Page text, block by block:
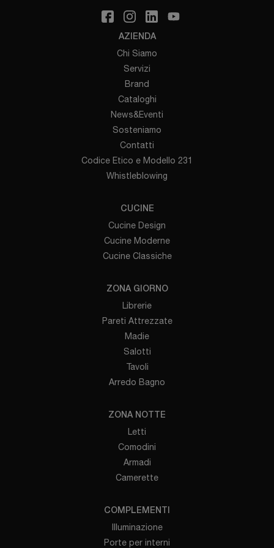
AZIENDA
Chi Siamo
Servizi
Brand
Cataloghi
News&Eventi
Sosteniamo
Contatti
Codice Etico e Modello 231
Whistleblowing
CUCINE
Cucine Design
Cucine Moderne
Cucine Classiche
ZONA GIORNO
Librerie
Pareti Attrezzate
Madie
Salotti
Tavoli
Arredo Bagno
ZONA NOTTE
Letti
Comodini
Armadi
Camerette
COMPLEMENTI
Illuminazione
Porte per interni